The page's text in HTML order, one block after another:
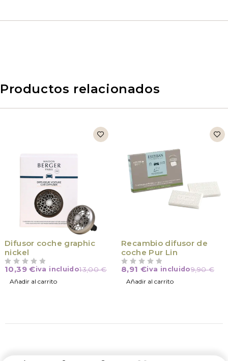
Productos relacionados
Difusor coche graphic
nickel
13,00€
10,39€iva incluido
Añadir al carrito
Recambio difusor de
coche Pur Lin
9,90€
8,91 €iva incluido
Añadir al carrito